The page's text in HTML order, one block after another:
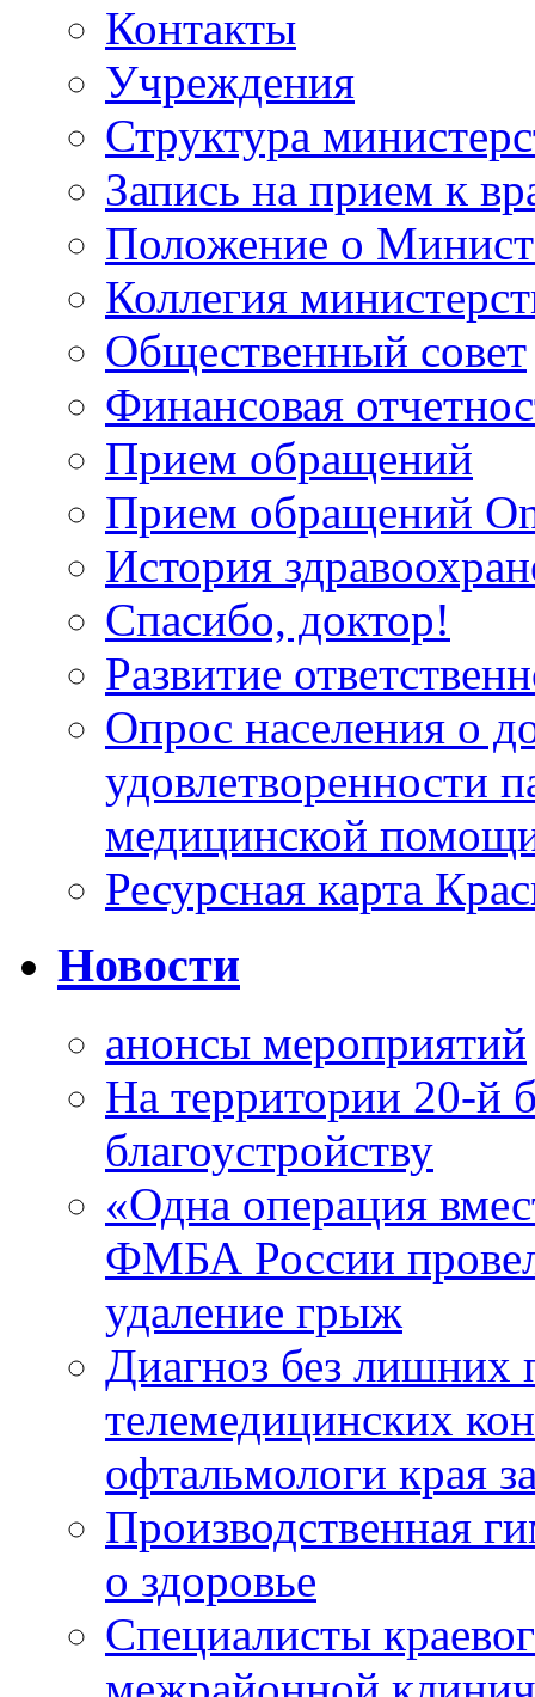
Контакты
Учреждения
Структура
Запись на прием к
Положение о
Коллегия
Общественный совет
Финансовая
Прием обращений
Прием обращений
История
Спасибо, доктор!
Развитие
Опрос населения о
удовлетворенности
медицинской
Ресурсная карта
Новости
анонсы мероприятий
На территории 20-й
благоустройству
«Одна операция
ФМБА России
удаление грыж
Диагноз без лишних
телемедицинских
офтальмологи края
Производственная
о здоровье
Специалисты